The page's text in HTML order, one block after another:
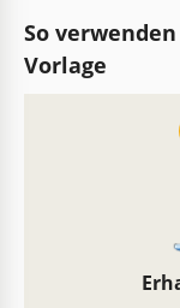
So
Vorlage